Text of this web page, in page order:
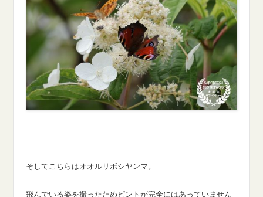
そしてこちらはオオルリボシヤンマ。
飛んでいる姿を撮ったためピントが完全にはあっていません